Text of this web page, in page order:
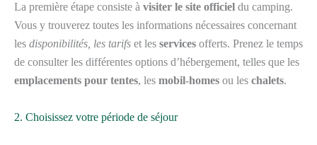
La première étape consiste à visiter le site officiel du camping.
Vous y trouverez toutes les informations nécessaires concernant
les disponibilités, les tarifs et les services offerts. Prenez le temps
de consulter les différentes options d’hébergement, telles que les
emplacements pour tentes, les mobil-homes ou les chalets.
2. Choisissez votre période de séjour